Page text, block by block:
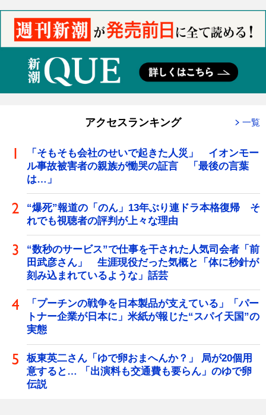
アクセスランキング 一覧
「そもそも会社のせいで起きた人災」 イオンモー
ル事故被害者の親族が慟哭の証言 「最後の言葉
は…」
“爆死”報道の「のん」13年ぶり連ドラ本格復帰 そ
れでも視聴者の評判が上々な理由
“数秒のサービス”で仕事を干された人気司会者「前
田武彦さん」 生涯現役だった気概と「体に秒針が
刻み込まれているような」話芸
「プーチンの戦争を日本製品が支えている」「パー
トナー企業が日本に」米紙が報じた“スパイ天国”の
実態
板東英二さん「ゆで卵おまへんか？」 局が20個用
意すると… 「出演料も交通費も要らん」のゆで卵
伝説